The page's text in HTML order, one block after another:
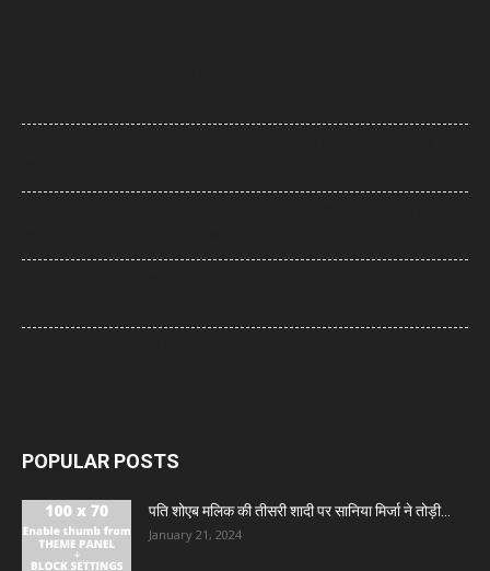
POPULAR POSTS
पति शोएब मलिक की तीसरी शादी पर सानिया मिर्जा ने तोड़ी...
January 21, 2024